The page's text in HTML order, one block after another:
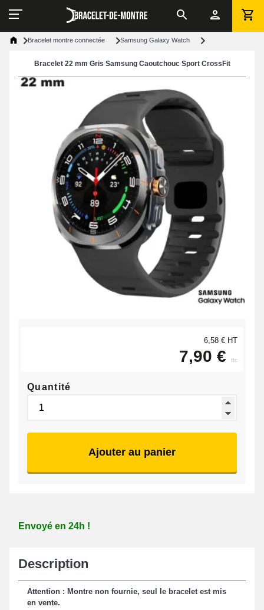
Bracelet montre connectée Samsung Galaxy Watch
Bracelet 22 mm Gris Samsung Caoutchouc Sport CrossFit
6,58 € HT
7,90 € ttc
Quantité
Ajouter au panier
Envoyé en 24h !
Description
Attention : Montre non fournie, seul le bracelet est mis
en vente.